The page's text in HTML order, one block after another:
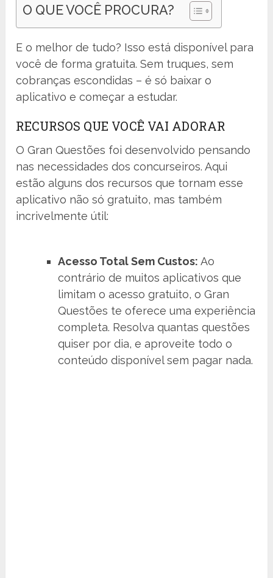
O QUE VOCÊ PROCURA?
E o melhor de tudo? Isso está disponível para
você de forma gratuita. Sem truques, sem
cobranças escondidas – é só baixar o
aplicativo e começar a estudar.
RECURSOS QUE VOCÊ VAI ADORAR
O Gran Questões foi desenvolvido pensando
nas necessidades dos concurseiros. Aqui
estão alguns dos recursos que tornam esse
aplicativo não só gratuito, mas também
incrivelmente útil:
Acesso Total Sem Custos: Ao
contrário de muitos aplicativos que
limitam o acesso gratuito, o Gran
Questões te oferece uma experiência
completa. Resolva quantas questões
quiser por dia, e aproveite todo o
conteúdo disponível sem pagar nada.